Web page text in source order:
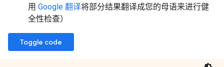
用 Google 翻译将部分结果翻译成您的母语来进行健
全性检查）
Toggle code